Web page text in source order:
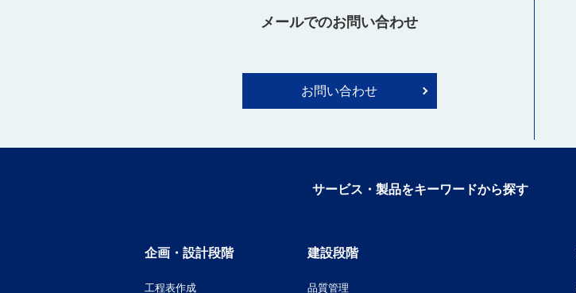
メールでのお問い合わせ
お問い合わせ
サービス・製品をキーワードから探す
企画・設計段階
工程表作成
建設段階
品質管理